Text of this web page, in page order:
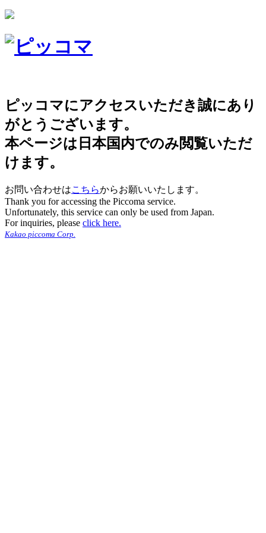
ピッコマにアクセスいただき誠にあり
がとうございます。
本ページは日本国内でのみ閲覧いただ
けます。
お問い合わせはこちらからお願いいたします。
Thank you for accessing the Piccoma service.
Unfortunately, this service can only be used from Japan.
For inquiries, please click here.
Kakao piccoma Corp.